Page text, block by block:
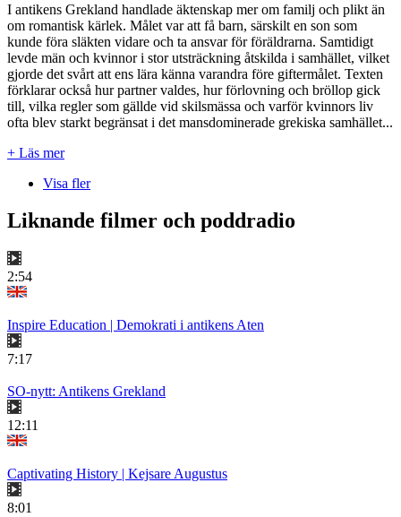
I antikens Grekland handlade äktenskap mer om familj och plikt än
om romantisk kärlek. Målet var att få barn, särskilt en son som
kunde föra släkten vidare och ta ansvar för föräldrarna. Samtidigt
levde män och kvinnor i stor utsträckning åtskilda i samhället, vilket
gjorde det svårt att ens lära känna varandra före giftermålet. Texten
förklarar också hur partner valdes, hur förlovning och bröllop gick
till, vilka regler som gällde vid skilsmässa och varför kvinnors liv
ofta blev starkt begränsat i det mansdominerade grekiska samhället...
+ Läs mer
Visa fler
Liknande filmer och poddradio
2:54
Inspire Education | Demokrati i antikens Aten
7:17
SO-nytt: Antikens Grekland
12:11
Captivating History | Kejsare Augustus
8:01